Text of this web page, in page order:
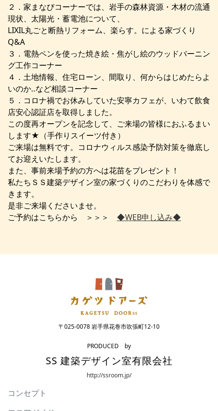
２．家まなびコーナーでは、岩手の森林資源・木材の流通
現状、太陽光・蓄電池について、
LIXIL丸ごと断熱リフォーム、楽らす。による家づくり
Q&A
３．電熱ペンを使った焼き絵・焦がし絵のウッドバーニン
グ工作コーナー
４．土地情報、住宅ローン、間取り、何からはじめたらよ
いのか‥など相談コーナー
５．コロナ禍でお休みしていた安寧カフェが、いわて飲食
店安心認証店を取得しました。
この度再オープンを記念して、ご来場の皆様におふるまい
します★（手作りスイーツ付き）
ご来場は無料です。コロナウィルス感染予防対策を徹底し
てお迎えいたします。
また、事前来場予約の方へは花苗をプレゼント！
私たちＳＳ建築デザイン室の家づくりのこだわりを体感で
きます。
是非ご来場くださいませ。
ご予約はこちらから ＞＞＞ ◆WEB申し込み◆
〒025-0078 岩手県花巻市吹張町12-10
PRODUCED by
SS 建築デザイン室有限会社
http://ssroom.jp/
コンセプト